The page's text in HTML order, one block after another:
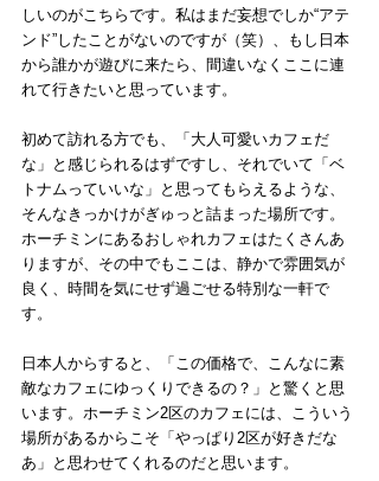
しいのがこちらです。私はまだ妄想でしか“アテ
ンド”したことがないのですが（笑）、もし日本
から誰かが遊びに来たら、間違いなくここに連
れて行きたいと思っています。
初めて訪れる方でも、「大人可愛いカフェだ
な」と感じられるはずですし、それでいて「ベ
トナムっていいな」と思ってもらえるような、
そんなきっかけがぎゅっと詰まった場所です。
ホーチミンにあるおしゃれカフェはたくさんあ
りますが、その中でもここは、静かで雰囲気が
良く、時間を気にせず過ごせる特別な一軒で
す。
日本人からすると、「この価格で、こんなに素
敵なカフェにゆっくりできるの？」と驚くと思
います。ホーチミン2区のカフェには、こういう
場所があるからこそ「やっぱり2区が好きだな
あ」と思わせてくれるのだと思います。